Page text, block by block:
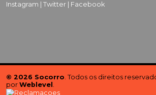
Instagram | Twitter | Facebook
© 2026 Socorro. Todos os direitos
por Weblevel .